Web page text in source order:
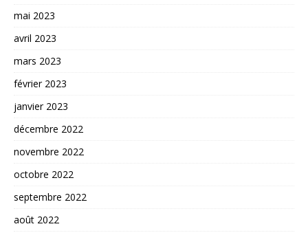
mai 2023
avril 2023
mars 2023
février 2023
janvier 2023
décembre 2022
novembre 2022
octobre 2022
septembre 2022
août 2022